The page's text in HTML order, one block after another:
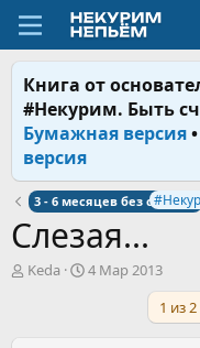
Книга от
#Некурим. Быть
Бумажная версия•
версия
3 - 6 месяцев без сигарет
Слезая...
А
Keda
Д
4 Мар 2013
1 из 2